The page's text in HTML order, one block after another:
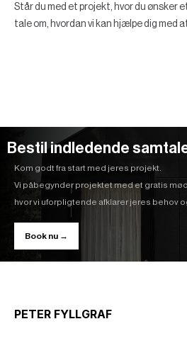
Står du med et projekt, hvor du ønsker
tale om, hvordan vi kan hjælpe dig med
Bestil indledende
Kom godt fra start med jeres projekt.
Vi påbegynder projektet med et gratis
hvor vi uforpligtende afklarer jeres behov
Book nu →
PETER FYLLGRAF